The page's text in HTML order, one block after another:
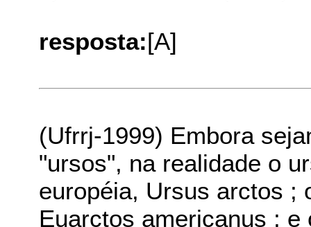
resposta:[A]
(Ufrrj-1999) Embora
"ursos", na realidade o
européia, Ursus arctos ;
Euarctos americanus ;